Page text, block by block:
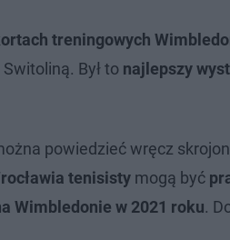
treningowych
Był to najlepszy
powiedzieć wręcz
tenisisty mogą być
Wimbledonie w 2021 roku.